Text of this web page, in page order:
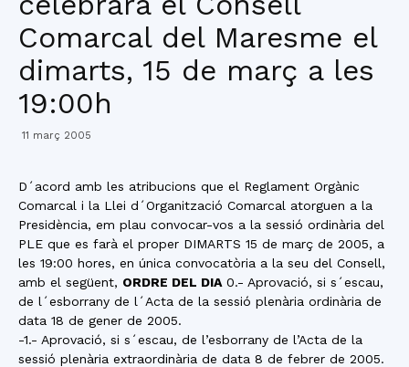
del
Comarcal del Maresme el
dimarts, 15 de març a les
19:00h
11 març 2005
D´acord amb les atribucions que el Reglament Orgànic
Comarcal i la Llei d´Organització Comarcal atorguen a la
Presidència, em plau convocar-vos a la sessió ordinària del
PLE que es farà el proper DIMARTS 15 de març de 2005, a
les 19:00 hores, en única convocatòria a la seu del Consell,
amb el següent, ORDRE DEL DIA 0.- Aprovació, si s´escau,
de l´esborrany de l´Acta de la sessió plenària ordinària de
data 18 de gener de 2005.
-1.- Aprovació, si s´escau, de l’esborrany de l’Acta de la
sessió plenària extraordinària de data 8 de febrer de 2005.